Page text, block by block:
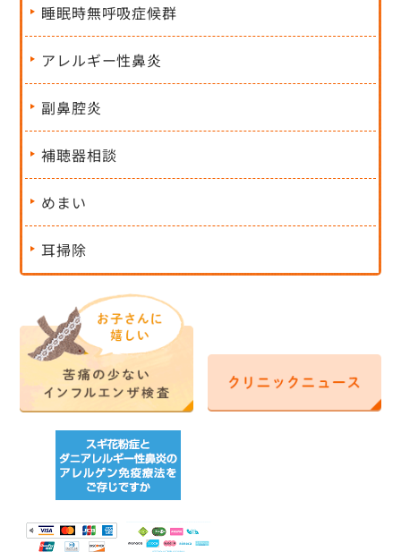
睡眠時無呼吸症候群
アレルギー性鼻炎
副鼻腔炎
補聴器相談
めまい
耳掃除